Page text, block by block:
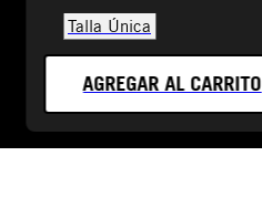
Talla Única
AGREGAR AL CARRITO